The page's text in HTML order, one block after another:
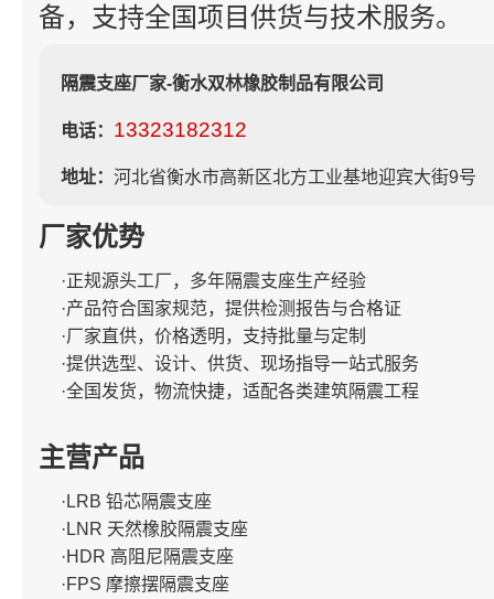
备，支持全国项目供货与技术服务。
隔震支座厂家-衡水双林橡胶制品有限公司
电话： 13323182312
地址： 河北省衡水市高新区北方工业基地迎宾大街9号
厂家优势
·正规源头工厂，多年隔震支座生产经验
·产品符合国家规范，提供检测报告与合格证
·厂家直供，价格透明，支持批量与定制
·提供选型、设计、供货、现场指导一站式服务
·全国发货，物流快捷，适配各类建筑隔震工程
主营产品
·LRB 铅芯隔震支座
·LNR 天然橡胶隔震支座
·HDR 高阻尼隔震支座
·FPS 摩擦摆隔震支座